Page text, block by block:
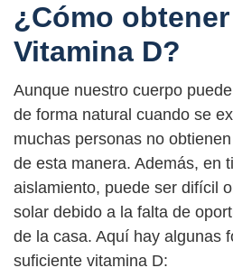
¿Cómo
Vitamina D?
Aunque nuestro cuerpo
de forma natural cuando se
muchas personas no
de esta manera. Además, en
aislamiento, puede ser difícil
solar debido a la falta de
de la casa. Aquí hay algunas
suficiente vitamina D: